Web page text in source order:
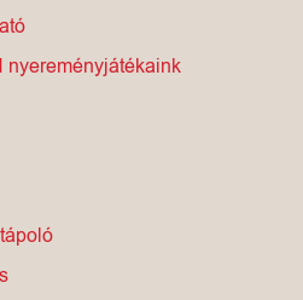
nyereményjátékaink